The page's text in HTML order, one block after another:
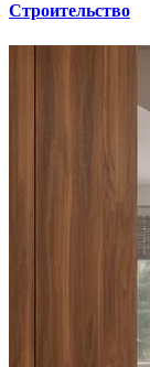
Строительство